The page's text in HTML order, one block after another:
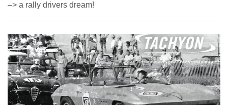
–> a rally drivers dream!